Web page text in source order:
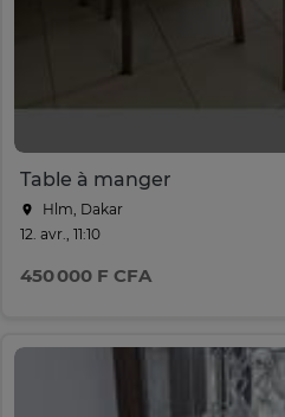
Table à manger
Hlm, Dakar
12. avr., 11:10
450 000 F CFA